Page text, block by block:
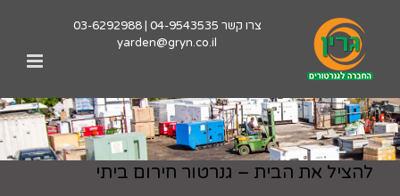
צרו קשר 04-9543535
|
03-6292988
yarden@gryn.co.il
להציל את הבית – גנרטור חירום ביתי